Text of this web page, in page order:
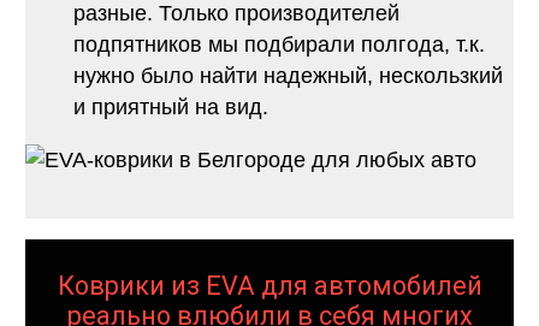
разные. Только производителей
подпятников мы подбирали полгода, т.к.
нужно было найти надежный, нескользкий
и приятный на вид.
Коврики из EVA для автомобилей
реально влюбили в себя многих